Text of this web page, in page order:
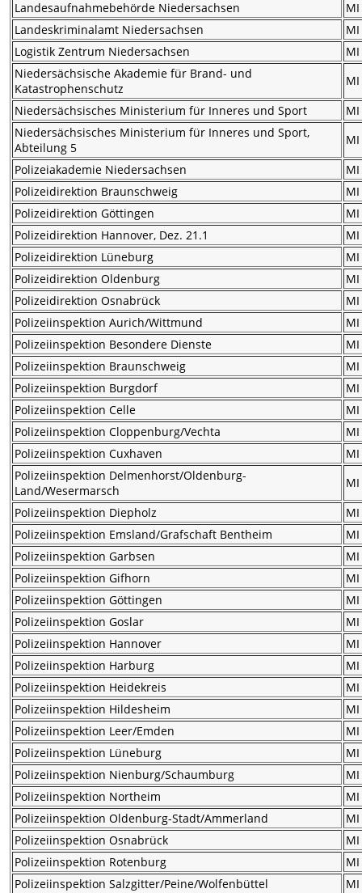
Landesaufnahmebehörde Niedersachsen
MI
Landeskriminalamt Niedersachsen
MI
Logistik Zentrum Niedersachsen
MI
Niedersächsische Akademie für Brand- und
Katastrophenschutz
MI
Niedersächsisches Ministerium für Inneres und Sport
MI
Niedersächsisches Ministerium für Inneres und Sport,
Abteilung 5
MI
Polizeiakademie Niedersachsen
MI
Polizeidirektion Braunschweig
MI
Polizeidirektion Göttingen
MI
Polizeidirektion Hannover, Dez. 21.1
MI
Polizeidirektion Lüneburg
MI
Polizeidirektion Oldenburg
MI
Polizeidirektion Osnabrück
MI
Polizeiinspektion Aurich/Wittmund
MI
Polizeiinspektion Besondere Dienste
MI
Polizeiinspektion Braunschweig
MI
Polizeiinspektion Burgdorf
MI
Polizeiinspektion Celle
MI
Polizeiinspektion Cloppenburg/Vechta
MI
Polizeiinspektion Cuxhaven
MI
Polizeiinspektion Delmenhorst/Oldenburg-
Land/Wesermarsch
MI
Polizeiinspektion Diepholz
MI
Polizeiinspektion Emsland/Grafschaft Bentheim
MI
Polizeiinspektion Garbsen
MI
Polizeiinspektion Gifhorn
MI
Polizeiinspektion Göttingen
MI
Polizeiinspektion Goslar
MI
Polizeiinspektion Hannover
MI
Polizeiinspektion Harburg
MI
Polizeiinspektion Heidekreis
MI
Polizeiinspektion Hildesheim
MI
Polizeiinspektion Leer/Emden
MI
Polizeiinspektion Lüneburg
MI
Polizeiinspektion Nienburg/Schaumburg
MI
Polizeiinspektion Northeim
MI
Polizeiinspektion Oldenburg-Stadt/Ammerland
MI
Polizeiinspektion Osnabrück
MI
Polizeiinspektion Rotenburg
MI
Polizeiinspektion Salzgitter/Peine/Wolfenbüttel
MI